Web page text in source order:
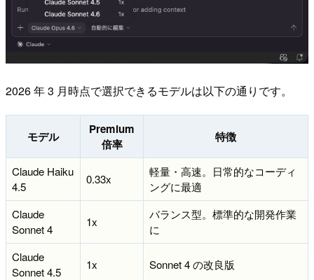
2026 年 3 月時点で選択できるモデルは以下の通りです。
モデル
Premium
倍率
特徴
Claude Haiku
4.5
0.33x
軽量・高速。日常的なコーディ
ングに最適
Claude
Sonnet 4
1x
バランス型。標準的な開発作業
に
Claude
Sonnet 4.5
1x Sonnet 4 の改良版